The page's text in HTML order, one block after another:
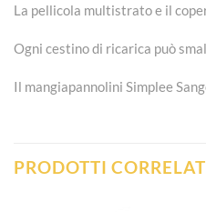
La pellicola multistrato e il
Ogni cestino di ricarica può
Il mangiapannolini Simplee
PRODOTTI